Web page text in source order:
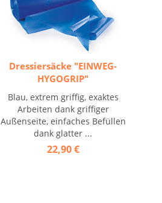
Dressiersäcke "EINWEG-
HYGOGRIP"
Blau, extrem griffig, exaktes
Arbeiten dank griffiger
Außenseite, einfaches Befüllen
dank glatter ...
22,90 €